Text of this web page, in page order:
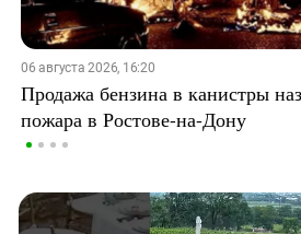
06 августа 2026, 16:20
Продажа бензина в канистры
пожара в Ростове-на-Дону